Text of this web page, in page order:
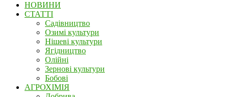
НОВИНИ
СТАТТІ
Садівництво
Озимі культури
Нішеві культури
Ягідництво
Олійні
Зернові культури
Бобові
АГРОХІМІЯ